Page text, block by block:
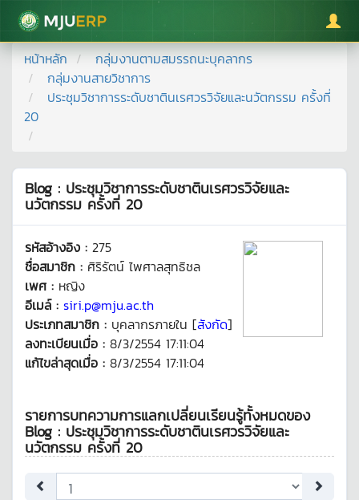
มหาวิทยาลัยแม่โจ้
หน้าหลัก
กลุ่มงานตามสมรรถนะบุคลากร
กลุ่มงานสายวิชาการ
ประชุมวิชาการระดับชาตินเรศวรวิจัยและนวัตกรรม ครั้งที่
20
Blog : ประชุมวิชาการระดับชาตินเรศวรวิจัยและ
นวัตกรรม ครั้งที่ 20
รหัสอ้างอิง : 275
ชื่อสมาชิก : ศิริรัตน์ ไพศาลสุทธิชล
เพศ : หญิง
อีเมล์ : siri.p@mju.ac.th
ประเภทสมาชิก : บุคลากรภายใน [สังกัด]
ลงทะเบียนเมื่อ : 8/3/2554 17:11:04
แก้ไขล่าสุดเมื่อ : 8/3/2554 17:11:04
รายการบทความการแลกเปลี่ยนเรียนรู้ทั้งหมดของ
Blog : ประชุมวิชาการระดับชาตินเรศวรวิจัยและ
นวัตกรรม ครั้งที่ 20